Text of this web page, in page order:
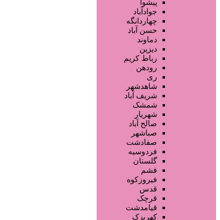
محصولات پوست
محصولات مو
محصولات آرایشی
تجهیزات سالن زیبایی
خدمات دندانپزشکی
سایر خدمات
پیشوا
جوادآباد
چهاردانگه
حسن آباد
دماوند
دیزین
رباط کریم
رودهن
ری
شاهدشهر
شریف آباد
شمشک
شهریار
صالح آباد
صباشهر
صفادشت
فردوسیه
گلستان
فشم
فیروزکوه
قدس
قرچک
قیامدشت
کهریزک